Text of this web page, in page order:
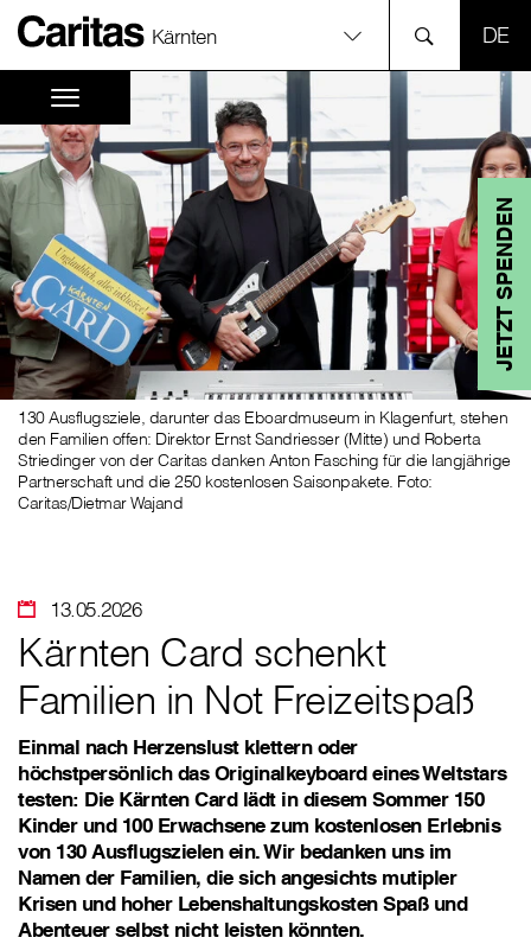
Kärnten
JETZT SPENDEN
130 Ausflugsziele, darunter das Eboardmuseum in Klagenfurt, stehen
den Familien offen: Direktor Ernst Sandriesser (Mitte) und Roberta
Striedinger von der Caritas danken Anton Fasching für die langjährige
Partnerschaft und die 250 kostenlosen Saisonpakete. Foto:
Caritas/Dietmar Wajand
13.05.2026
Kärnten Card schenkt
Familien in Not Freizeitspaß
Einmal nach Herzenslust klettern oder
höchstpersönlich das Originalkeyboard eines Weltstars
testen: Die Kärnten Card lädt in diesem Sommer 150
Kinder und 100 Erwachsene zum kostenlosen Erlebnis
von 130 Ausflugszielen ein. Wir bedanken uns im
Namen der Familien, die sich angesichts mutipler
Krisen und hoher Lebenshaltungskosten Spaß und
Abenteuer selbst nicht leisten könnten.